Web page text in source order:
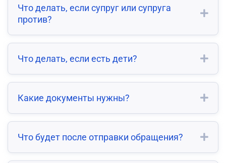
Что делать, если супруг или супруга
против?
Что делать, если есть дети?
Какие документы нужны?
Что будет после отправки обращения?